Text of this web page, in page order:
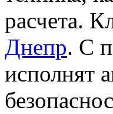
расчета.
Днепр. С
исполнят